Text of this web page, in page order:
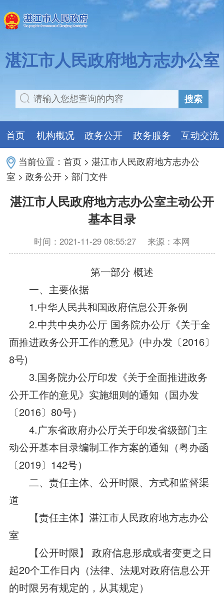
湛江市人民政府地方志办公室
搜索
首页 机构概况 政务公开 政务服务 互动交流
当前位置：首页 >湛江市人民政府地方志办公
室 >政务公开 >部门文件
湛江市人民政府地方志办公室主动公开
基本目录
时间：2021-11-29 08:55:27 来源：本网
第一部分 概述
一、主要依据
1.中华人民共和国政府信息公开条例
2.中共中央办公厅 国务院办公厅《关于全
面推进政务公开工作的意见》(中办发〔2016〕
8号)
3.国务院办公厅印发《关于全面推进政务
公开工作的意见》实施细则的通知（国办发
〔2016〕80号）
4.广东省政府办公厅关于印发省级部门主
动公开基本目录编制工作方案的通知（粤办函
〔2019〕142号）
二、责任主体、公开时限、方式和监督渠
道
【责任主体】湛江市人民政府地方志办公
室
【公开时限】 政府信息形成或者变更之日
起20个工作日内（法律、法规对政府信息公开
的时限另有规定的，从其规定）